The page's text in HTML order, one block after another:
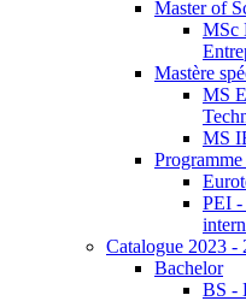
Master of
MSc
Mastère
MS
MS
PEI -
Catalogue 2023 -
Bachelor
BS -